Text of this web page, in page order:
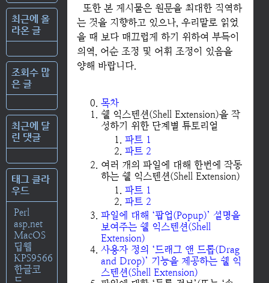
최근에 올
라온 글
조회수 많
은 글
최근에 달
린 댓글
태그 클라
우드
Perl
asp.net
MacOS
딥웹
KPS9566
한글코
드
또한 본 게시물은 원문을 최대한 직역하
는 것을 지향하고 있으나, 우리말로 읽었
을 때 보다 매끄럽게 하기 위하여 부득이
의역, 어순 조정 및 어휘 조정이 있음을
양해 바랍니다.
목차
쉘 익스텐션(Shell Extension)을 작
성하기 위한 단계별 튜토리얼
파트 1
파트 2
여러 개의 파일에 대해 한번에 작동
하는 쉘 익스텐션(Shell Extension)
파트 1
파트 2
파일에 대해 ‘팝업(Popup)’ 설명을
보여주는 쉘 익스텐션(Shell
Extension)
사용자 정의 ‘드래그 앤 드롭(Drag
and Drop)’ 기능을 제공하는 쉘 익
스텐션(Shell Extension)